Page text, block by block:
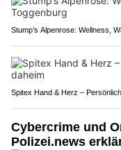
Stump’s Alpenrose: Wellness,
Spitex Hand & Herz –
Cybercrime und
Polizei.news